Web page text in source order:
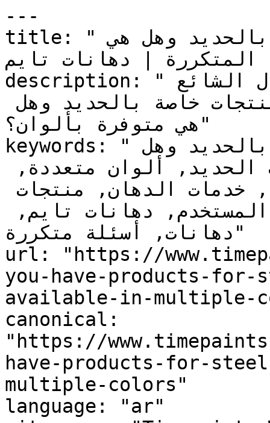
---
title: "هل يوجد لديكم منتجات خاصة بالحديد وهل هي
المتكررة | دهانات تايم"
description: "استكشف الإجابات على السؤال الشائع
هي متوفرة بألوان؟"
keywords: "هل يوجد لديكم منتجات خاصة بالحديد وهل
دهانات, أسئلة متكررة"
url: "https://
you-have-products-for-
available-in-multiple-
canonical:
"https://
have-products-for-
multiple-colors"
language: "ar"